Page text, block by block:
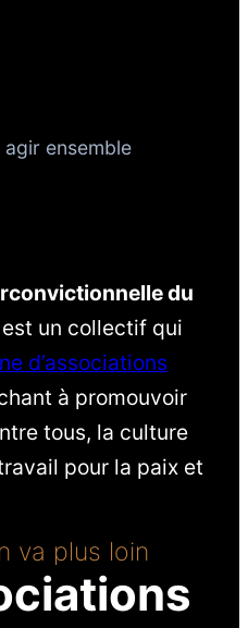
ensemble
du
est un collectif qui
d’associations
à promouvoir
tous, la culture
pour la paix et
va plus loin